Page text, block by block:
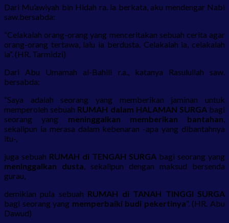
Dari Mu’awiyah bin Hidah ra. ia berkata, aku mendengar Nabi
saw.bersabda:
“Celakalah orang-orang yang menceritakan sebuah cerita agar
orang-orang tertawa, lalu ia berdusta. Celakalah ia, celakalah
ia”. (HR. Tarmidzi)
Dari Abu Umamah al-Bahili r.a., katanya Rasulullah saw.
bersabda:
“Saya adalah seorang yang memberikan jaminan untuk
memperoleh sebuah RUMAH dalam HALAMAN SURGAbagi
seorang yang meninggalkan memberikan bantahan,
sekalipun ia merasa dalam kebenaran -apa yang dibantahnya
itu-,
juga sebuah RUMAH di TENGAH SURGA bagi seorang yang
meninggalkan dusta, sekalipun dengan maksud bersenda
gurau,
demikian pula sebuah RUMAH di TANAH TINGGI SURGA
bagi seorang yang memperbaiki budi pekertinya“. (HR. Abu
Dawud)